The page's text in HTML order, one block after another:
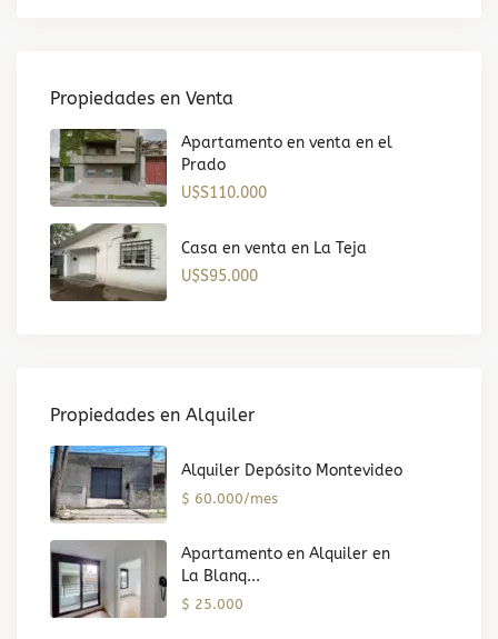
Propiedades en Venta
Apartamento en venta en el
Prado
U$S110.000
Casa en venta en La Teja
U$S95.000
Propiedades en Alquiler
Alquiler Depósito Montevideo
$ 60.000/mes
Apartamento en Alquiler en
La Blanq...
$ 25.000